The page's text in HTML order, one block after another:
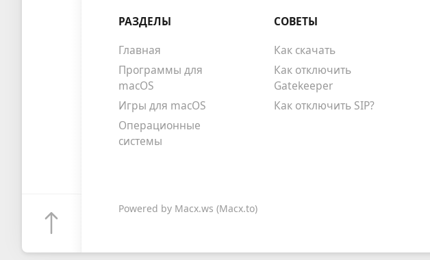
РАЗДЕЛЫ
Главная
Программы для
macOS
Игры для macOS
Операционные
системы
СОВЕТЫ
Как скачать
Как отключить
Gatekeeper
Как отключить SIP?
Powered by Macx.ws (Macx.to)